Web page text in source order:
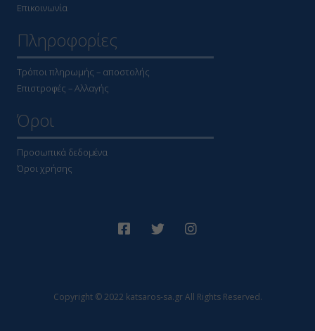
Επικοινωνία
Πληροφορίες
Τρόποι πληρωμής – αποστολής
Επιστροφές – Αλλαγής
Όροι
Προσωπικά δεδομένα
Όροι χρήσης
Copyright © 2022 katsaros-sa.gr All Rights Reserved.